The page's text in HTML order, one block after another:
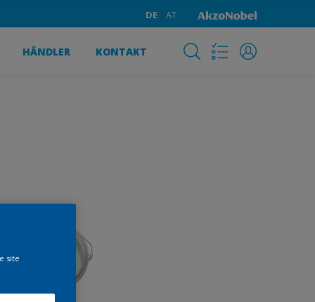
DE AT
HÄNDLER KONTAKT
site